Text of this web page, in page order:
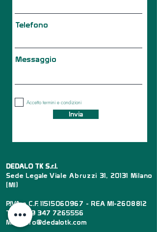
Telefono
Messaggio
Accetto termini e condizioni
Invia
DEDALO TK S.r.l.
Sede Legale Viale Abruzzi 31, 20131 Milano
(MI)
P.IVA e C.F. 11515060967 - REA MI-2608812
Tel :+39 347 7265556
Mail :
info@dedalotk.com